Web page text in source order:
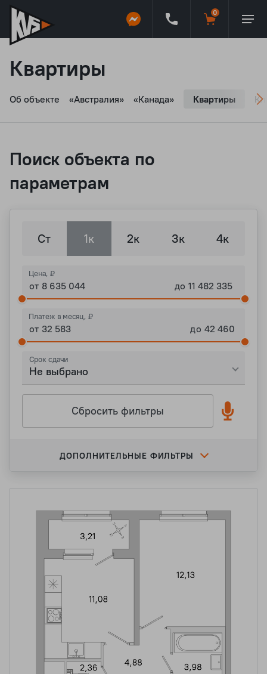
Квартиры
Об объекте «Австралия» «Канада» Квартиры
Поиск объекта по
параметрам
Ст 1к 2к 3к 4к
Цена, ₽
от до
Платеж в месяц, ₽
от до
Срок сдачи
Не выбрано
Сбросить фильтры
ДОПОЛНИТЕЛЬНЫЕ ФИЛЬТРЫ